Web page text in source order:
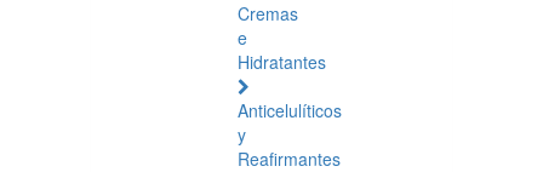
Cremas
e
Hidratantes
Anticelulíticos
y
Reafirmantes